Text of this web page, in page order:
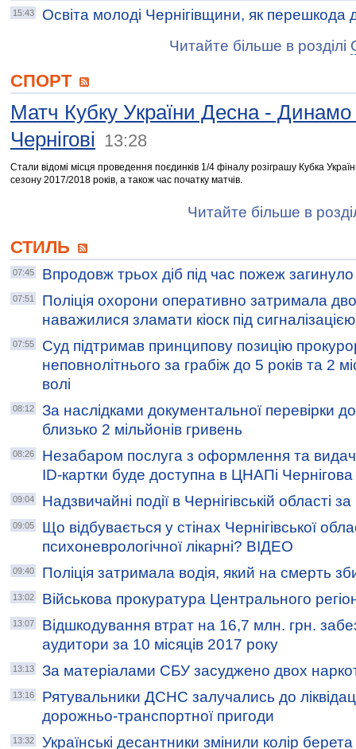
15:43
Освіта молоді Чернігівщини, як перешкода
Читайте більше в розділі
СПОРТ
Матч Кубку України Десна - Динамо
Чернігові 13:28
Стали відомі місця проведення поєдинків 1/4 фіналу розіграшу Кубка
сезону 2017/2018 років, а також час початку матчів.
Читайте більше в
СТИЛЬ
07:45 Впродовж трьох діб під час пожеж
07:51
Поліція охорони оперативно затримала
наважилися зламати кіоск під сигналізацією
07:55
Суд підтримав принципову позицію
неповнолітнього за грабіж до 5 років та 2
волі
08:12
За наслідками документальної перевірки
близько 2 мільйонів гривень
08:26
Незабаром послуга з оформлення та
ID-картки буде доступна в ЦНАПі Чернігова
09:04 Надзвичайні події в Чернігівській області
09:05
Що відбувається у стінах Чернігівської
психоневрологічної лікарні? ВІДЕО
09:40 Поліція затримала водія, який на смерть
13:02 Військова прокуратура Центрального
13:07
Відшкодування втрат на 16,7 млн. грн.
аудитори за 10 місяців 2017 року
13:13 За матеріалами СБУ засуджено двох
13:16
Рятувальники ДСНС залучались до
дорожньо-транспортної пригоди
13:32 Українські десантники змінили колір